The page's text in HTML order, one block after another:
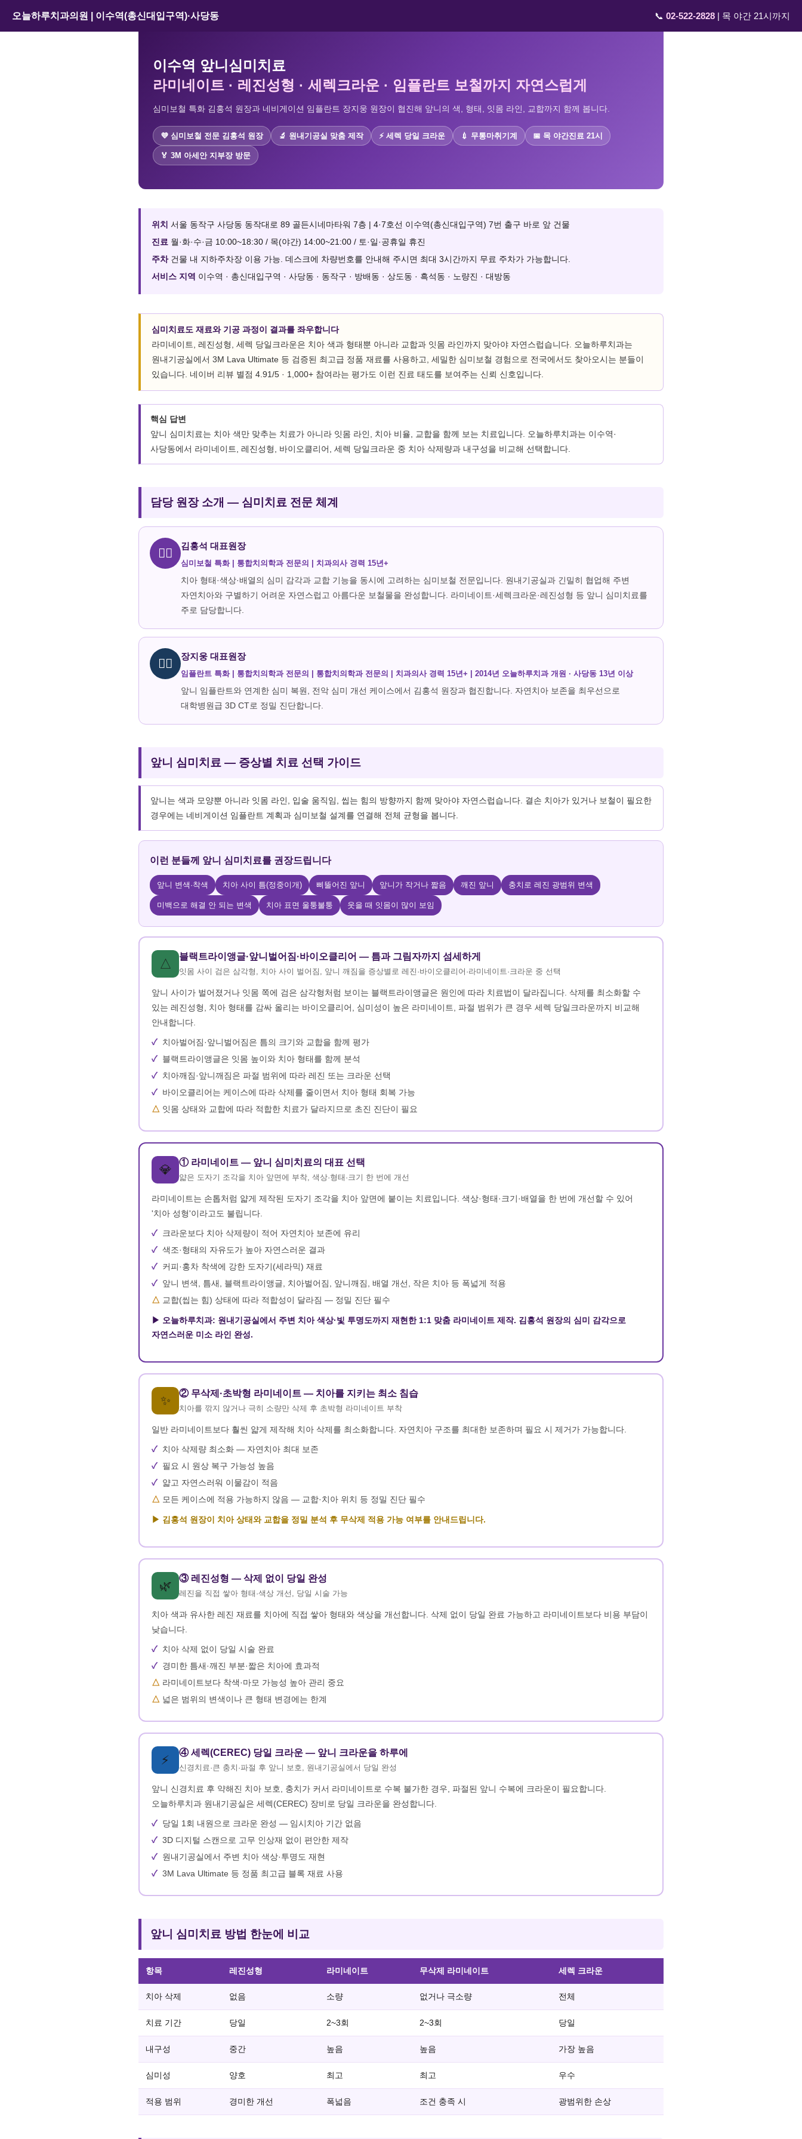
오늘하루치과의원 | 이수역(총신대입구역)·사당동 📞 02-522-2828 | 목 야간 21시까지
이수역 앞니심미치료
라미네이트 · 레진성형 · 세렉크라운 · 임플란트 보철까지 자연스럽게
심미보철 특화 김홍석 원장과 네비게이션 임플란트 장지웅 원장이 협진해 앞니의 색, 형태, 잇몸 라인, 교합까지 함께 봅니다.
💜 심미보철 전문 김홍석 원장 🔬 원내기공실 맞춤 제작 ⚡ 세렉 당일 크라운 💉 무통마취기계 📅 목 야간진료 21시
🏅 3M 아세안 지부장 방문
위치 서울 동작구 사당동 동작대로 89 골든시네마타워 7층 | 4·7호선 이수역(총신대입구역) 7번 출구 바로 앞 건물
진료 월·화·수·금 10:00~18:30 / 목(야간) 14:00~21:00 / 토·일·공휴일 휴진
주차건물 내 지하주차장 이용 가능. 데스크에 차량번호를 안내해 주시면 최대 3시간까지 무료 주차가 가능합니다.
서비스 지역 이수역 · 총신대입구역 · 사당동 · 동작구 · 방배동 · 상도동 · 흑석동 · 노량진 · 대방동
심미치료도 재료와 기공 과정이 결과를 좌우합니다
라미네이트, 레진성형, 세렉 당일크라운은 치아 색과 형태뿐 아니라 교합과 잇몸 라인까지 맞아야 자연스럽습니다. 오늘하루치과는
원내기공실에서 3M Lava Ultimate 등 검증된 최고급 정품 재료를 사용하고, 세밀한 심미보철 경험으로 전국에서도 찾아오시는 분들이
있습니다. 네이버 리뷰 별점 4.91/5 · 1,000+ 참여라는 평가도 이런 진료 태도를 보여주는 신뢰 신호입니다.
핵심 답변
앞니 심미치료는 치아 색만 맞추는 치료가 아니라 잇몸 라인, 치아 비율, 교합을 함께 보는 치료입니다. 오늘하루치과는 이수역·
사당동에서 라미네이트, 레진성형, 바이오클리어, 세렉 당일크라운 중 치아 삭제량과 내구성을 비교해 선택합니다.
담당 원장 소개 — 심미치료 전문 체계
👨‍⚕️
김홍석 대표원장
심미보철 특화 | 통합치의학과 전문의 | 치과의사 경력 15년+
치아 형태·색상·배열의 심미 감각과 교합 기능을 동시에 고려하는 심미보철 전문입니다. 원내기공실과 긴밀히 협업해 주변
자연치아와 구별하기 어려운 자연스럽고 아름다운 보철물을 완성합니다. 라미네이트·세렉크라운·레진성형 등 앞니 심미치료를
주로 담당합니다.
👨‍⚕️
장지웅 대표원장
임플란트 특화 | 통합치의학과 전문의 | 통합치의학과 전문의 | 치과의사 경력 15년+ | 2014년 오늘하루치과 개원 · 사당동 13년 이상
앞니 임플란트와 연계한 심미 복원, 전악 심미 개선 케이스에서 김홍석 원장과 협진합니다. 자연치아 보존을 최우선으로
대학병원급 3D CT로 정밀 진단합니다.
앞니 심미치료 — 증상별 치료 선택 가이드
앞니는 색과 모양뿐 아니라 잇몸 라인, 입술 움직임, 씹는 힘의 방향까지 함께 맞아야 자연스럽습니다. 결손 치아가 있거나 보철이 필요한
경우에는 네비게이션 임플란트 계획과 심미보철 설계를 연결해 전체 균형을 봅니다.
이런 분들께 앞니 심미치료를 권장드립니다
앞니 변색·착색 치아 사이 틈(정중이개) 삐뚤어진 앞니 앞니가 작거나 짧음 깨진 앞니 충치로 레진 광범위 변색
미백으로 해결 안 되는 변색 치아 표면 울퉁불퉁 웃을 때 잇몸이 많이 보임
△
블랙트라이앵글·앞니벌어짐·바이오클리어 — 틈과 그림자까지 섬세하게
잇몸 사이 검은 삼각형, 치아 사이 벌어짐, 앞니 깨짐을 증상별로 레진·바이오클리어·라미네이트·크라운 중 선택
앞니 사이가 벌어졌거나 잇몸 쪽에 검은 삼각형처럼 보이는 블랙트라이앵글은 원인에 따라 치료법이 달라집니다. 삭제를 최소화할 수
있는 레진성형, 치아 형태를 감싸 올리는 바이오클리어, 심미성이 높은 라미네이트, 파절 범위가 큰 경우 세렉 당일크라운까지 비교해
안내합니다.
치아벌어짐·앞니벌어짐은 틈의 크기와 교합을 함께 평가
블랙트라이앵글은 잇몸 높이와 치아 형태를 함께 분석
치아깨짐·앞니깨짐은 파절 범위에 따라 레진 또는 크라운 선택
바이오클리어는 케이스에 따라 삭제를 줄이면서 치아 형태 회복 가능
잇몸 상태와 교합에 따라 적합한 치료가 달라지므로 초진 진단이 필요
💎
① 라미네이트 — 앞니 심미치료의 대표 선택
얇은 도자기 조각을 치아 앞면에 부착, 색상·형태·크기 한 번에 개선
라미네이트는 손톱처럼 얇게 제작된 도자기 조각을 치아 앞면에 붙이는 치료입니다. 색상·형태·크기·배열을 한 번에 개선할 수 있어
'치아 성형'이라고도 불립니다.
크라운보다 치아 삭제량이 적어 자연치아 보존에 유리
색조·형태의 자유도가 높아 자연스러운 결과
커피·홍차 착색에 강한 도자기(세라믹) 재료
앞니 변색, 틈새, 블랙트라이앵글, 치아벌어짐, 앞니깨짐, 배열 개선, 작은 치아 등 폭넓게 적용
교합(씹는 힘) 상태에 따라 적합성이 달라짐 — 정밀 진단 필수
▶ 오늘하루치과: 원내기공실에서 주변 치아 색상·빛 투명도까지 재현한 1:1 맞춤 라미네이트 제작. 김홍석 원장의 심미 감각으로
자연스러운 미소 라인 완성.
✨
② 무삭제·초박형 라미네이트 — 치아를 지키는 최소 침습
치아를 깎지 않거나 극히 소량만 삭제 후 초박형 라미네이트 부착
일반 라미네이트보다 훨씬 얇게 제작해 치아 삭제를 최소화합니다. 자연치아 구조를 최대한 보존하며 필요 시 제거가 가능합니다.
치아 삭제량 최소화 — 자연치아 최대 보존
필요 시 원상 복구 가능성 높음
얇고 자연스러워 이물감이 적음
모든 케이스에 적용 가능하지 않음 — 교합·치아 위치 등 정밀 진단 필수
▶ 김홍석 원장이 치아 상태와 교합을 정밀 분석 후 무삭제 적용 가능 여부를 안내드립니다.
🌿
③ 레진성형 — 삭제 없이 당일 완성
레진을 직접 쌓아 형태·색상 개선, 당일 시술 가능
치아 색과 유사한 레진 재료를 치아에 직접 쌓아 형태와 색상을 개선합니다. 삭제 없이 당일 완료 가능하고 라미네이트보다 비용 부담이
낮습니다.
치아 삭제 없이 당일 시술 완료
경미한 틈새·깨진 부분·짧은 치아에 효과적
라미네이트보다 착색·마모 가능성 높아 관리 중요
넓은 범위의 변색이나 큰 형태 변경에는 한계
⚡
④ 세렉(CEREC) 당일 크라운 — 앞니 크라운을 하루에
신경치료·큰 충치·파절 후 앞니 보호, 원내기공실에서 당일 완성
앞니 신경치료 후 약해진 치아 보호, 충치가 커서 라미네이트로 수복 불가한 경우, 파절된 앞니 수복에 크라운이 필요합니다.
오늘하루치과 원내기공실은 세렉(CEREC) 장비로 당일 크라운을 완성합니다.
당일 1회 내원으로 크라운 완성 — 임시치아 기간 없음
3D 디지털 스캔으로 고무 인상재 없이 편안한 제작
원내기공실에서 주변 치아 색상·투명도 재현
3M Lava Ultimate 등 정품 최고급 블록 재료 사용
앞니 심미치료 방법 한눈에 비교
항목 레진성형 라미네이트 무삭제 라미네이트 세렉 크라운
치아 삭제 없음 소량 없거나 극소량 전체
치료 기간 당일 2~3회 2~3회 당일
내구성 중간 높음 높음 가장 높음
심미성 양호 최고 최고 우수
적용 범위 경미한 개선 폭넓음 조건 충족 시 광범위한 손상